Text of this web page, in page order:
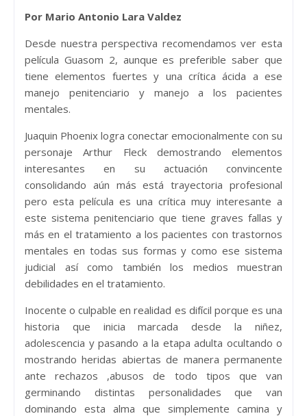
Por Mario Antonio Lara Valdez
Desde nuestra perspectiva recomendamos ver esta
película Guasom 2, aunque es preferible saber que
tiene elementos fuertes y una crítica ácida a ese
manejo penitenciario y manejo a los pacientes
mentales.
Juaquin Phoenix logra conectar emocionalmente con su
personaje Arthur Fleck demostrando elementos
interesantes en su actuación convincente
consolidando aún más está trayectoria profesional
pero esta película es una crítica muy interesante a
este sistema penitenciario que tiene graves fallas y
más en el tratamiento a los pacientes con trastornos
mentales en todas sus formas y como ese sistema
judicial así como también los medios muestran
debilidades en el tratamiento.
Inocente o culpable en realidad es difícil porque es una
historia que inicia marcada desde la niñez,
adolescencia y pasando a la etapa adulta ocultando o
mostrando heridas abiertas de manera permanente
ante rechazos ,abusos de todo tipos que van
germinando distintas personalidades que van
dominando esta alma que simplemente camina y